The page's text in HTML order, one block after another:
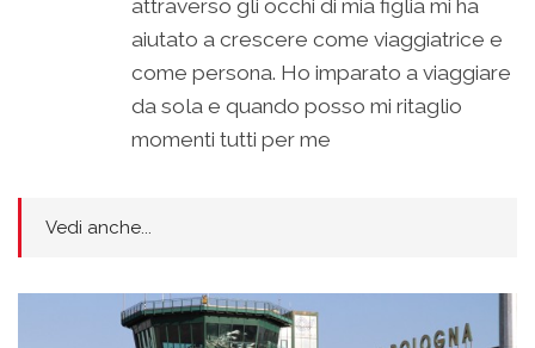
attraverso gli occhi di mia figlia mi ha
aiutato a crescere come viaggiatrice e
come persona. Ho imparato a viaggiare
da sola e quando posso mi ritaglio
momenti tutti per me
Vedi anche...